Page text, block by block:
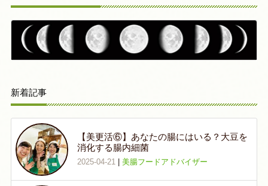
新着記事
【美更活⑥】あなたの腸にはいる？大豆を
消化する腸内細菌
2025-04-21 美腸フードアドバイザー